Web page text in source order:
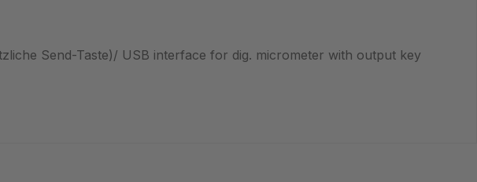
Send-Taste)/ USB interface for dig. micrometer with output key